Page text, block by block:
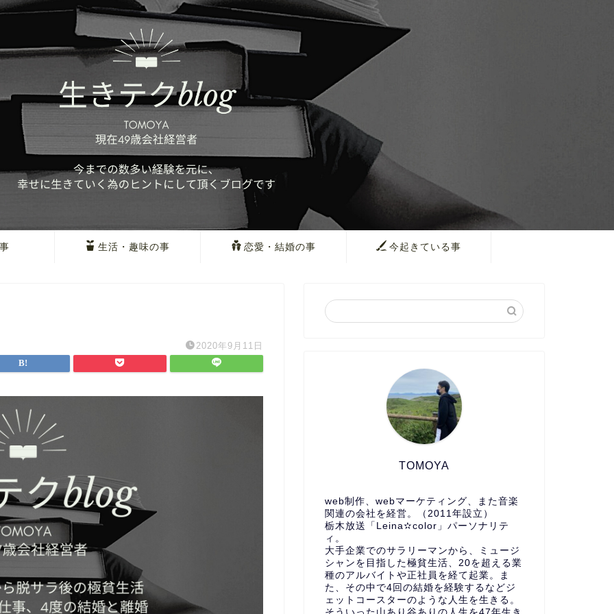
生活・趣味の事 恋愛・結婚の事 今起きている事
2020年9月11日
TOMOYA
web制作、webマーケティング、また音楽
関連の会社を経営。（2011年設立）
栃木放送「Leina✫color」パーソナリテ
ィ。
大手企業でのサラリーマンから、ミュージ
シャンを目指した極貧生活、20を超える業
種のアルバイトや正社員を経て起業。ま
た、その中で4回の結婚を経験するなどジ
ェットコースターのような人生を生きる。